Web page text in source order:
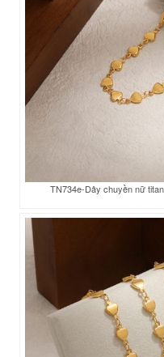
TN734e-Dây chuyền nữ